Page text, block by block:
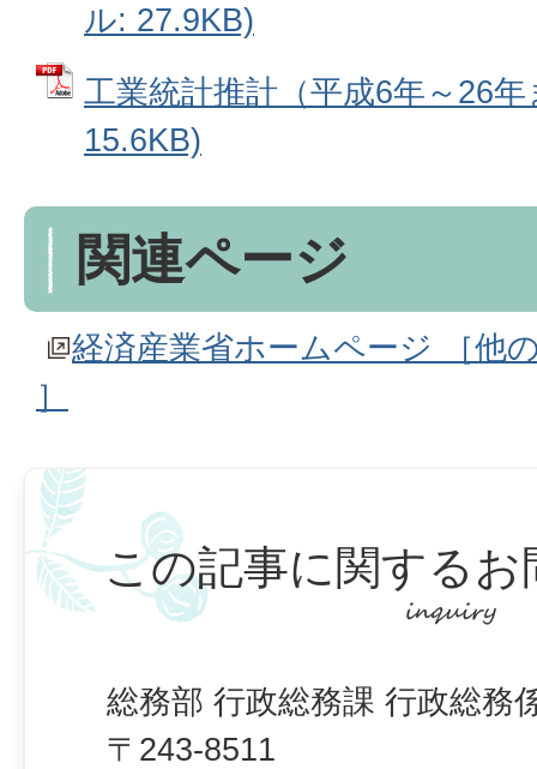
ル: 27.9KB)
工業統計推計（平成6年～26
15.6KB)
関連ページ
経済産業省ホームページ ［他
］
この記事に関するお
総務部 行政総務課 行政総務
〒243-8511